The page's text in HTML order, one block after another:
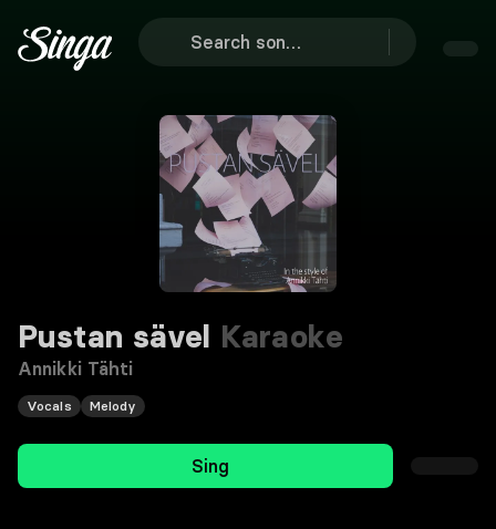
Pustan sävel Karaoke
Annikki Tähti
Vocals Melody
Sing